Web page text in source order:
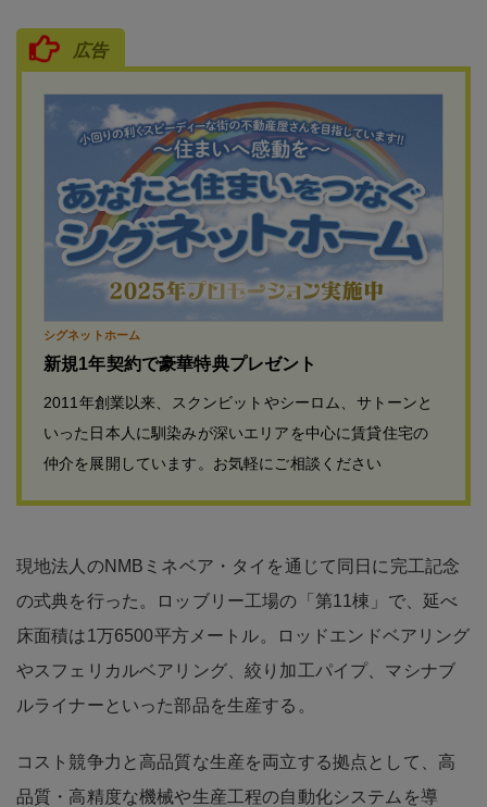
広告
シグネットホーム
新規1年契約で豪華特典プレゼント
2011年創業以来、スクンビットやシーロム、サトーンと
いった日本人に馴染みが深いエリアを中心に賃貸住宅の
仲介を展開しています。お気軽にご相談ください
現地法人のNMBミネベア・タイを通じて同日に完工記念
の式典を行った。ロッブリー工場の「第11棟」で、延べ
床面積は1万6500平方メートル。ロッドエンドベアリング
やスフェリカルベアリング、絞り加工パイプ、マシナブ
ルライナーといった部品を生産する。
コスト競争力と高品質な生産を両立する拠点として、高
品質・高精度な機械や生産工程の自動化システムを導